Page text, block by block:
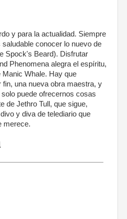
y para la actualidad. Siempre
conocer lo nuevo de
Spock's Beard). Disfrutar
Phenomena alegra el espíritu,
Whale. Hay que
una nueva obra maestra, y
puede ofrecernos cosas
de Jethro Tull, que sigue,
y diva de telediario que
merece.